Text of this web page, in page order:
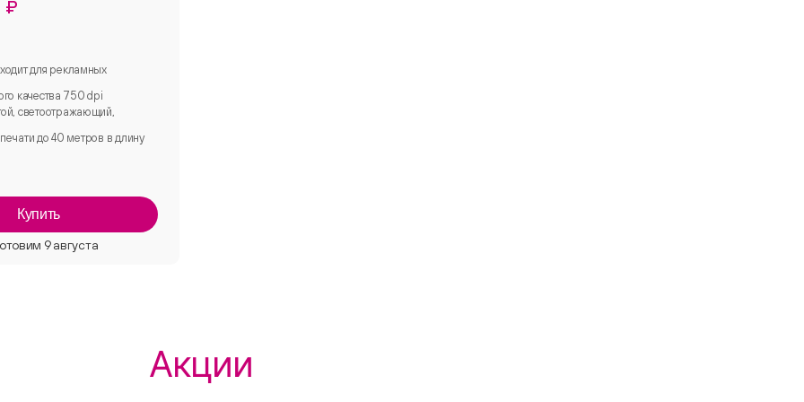
₽
для рекламных
качества 750 dpi
светоотражающий,
до 40 метров в длину
Купить
Акции